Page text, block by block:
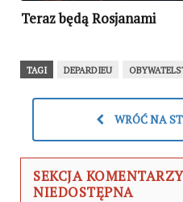
Teraz będą Rosjanami
TAGI DEPARDIEU
WRÓĆ NA
SEKCJA
NIEDOSTĘPNA